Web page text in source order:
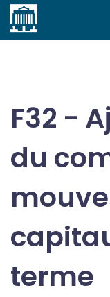
F32 -
du
terme